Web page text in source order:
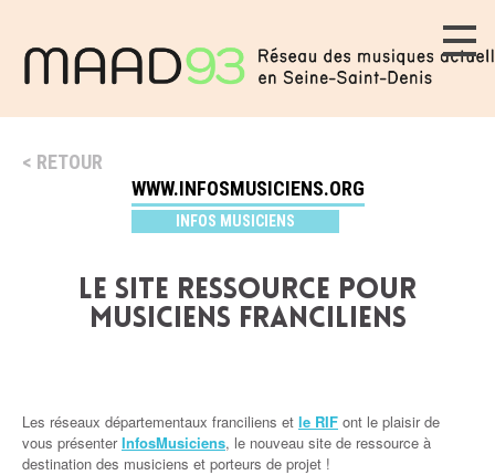
RETOUR
WWW.INFOSMUSICIENS.ORG
INFOS MUSICIENS
LE SITE RESSOURCE POUR
MUSICIENS FRANCILIENS
Les réseaux départementaux franciliens et le RIF ont le plaisir de
vous présenter InfosMusiciens, le nouveau site de ressource à
destination des musiciens et porteurs de projet !